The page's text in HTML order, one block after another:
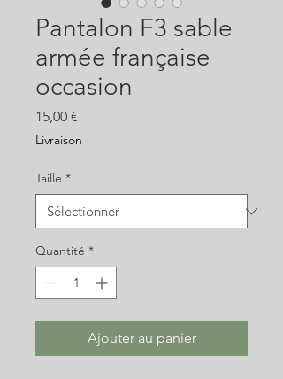
Pantalon F3 sable
armée française
occasion
15,00 €
Livraison
Taille *
Quantité *
Ajouter au panier